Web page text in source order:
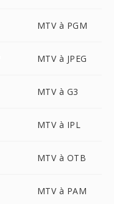
MTV à PGM
MTV à JPEG
MTV à G3
MTV à IPL
MTV à OTB
MTV à PAM